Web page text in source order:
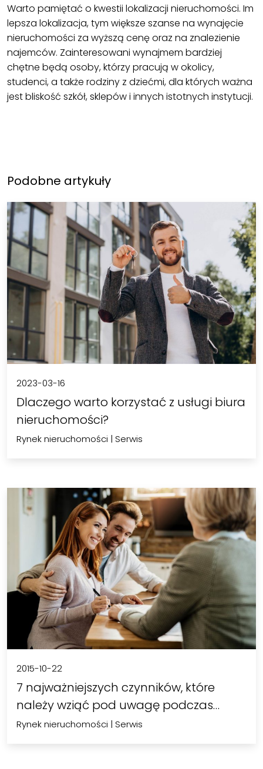
Warto pamiętać o kwestii lokalizacji nieruchomości. Im
lepsza lokalizacja, tym większe szanse na wynajęcie
nieruchomości za wyższą cenę oraz na znalezienie
najemców. Zainteresowani wynajmem bardziej
chętne będą osoby, którzy pracują w okolicy,
studenci, a także rodziny z dziećmi, dla których ważna
jest bliskość szkół, sklepów i innych istotnych instytucji.
Podobne artykuły
2023-03-16
Dlaczego warto korzystać z usługi biura
nieruchomości?
Rynek nieruchomości | Serwis
2015-10-22
7 najważniejszych czynników, które
należy wziąć pod uwagę podczas…
Rynek nieruchomości | Serwis